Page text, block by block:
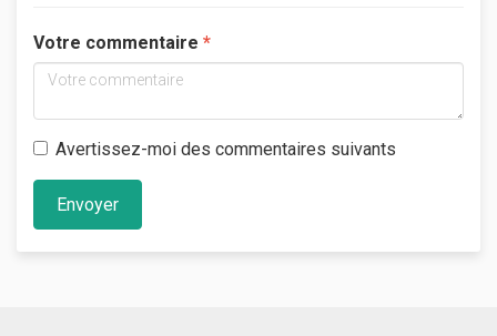
Votre commentaire
Avertissez-moi des commentaires suivants
Envoyer